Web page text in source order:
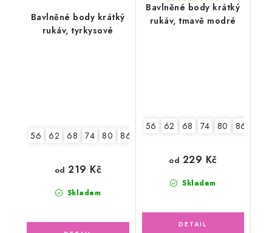
Bavlněné body krátký
rukáv, tyrkysové
56 62 68 74 80 86
Skladem
od 219 Kč
Bavlněné body krátký
rukáv, tmavě modré
56 62 68 74 80 86
Skladem
od 229 Kč